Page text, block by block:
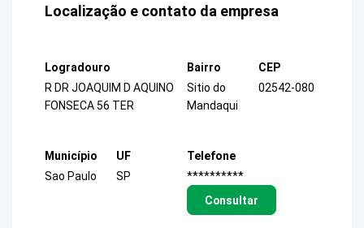
Localização e contato da empresa
Logradouro
R DR JOAQUIM D AQUINO
FONSECA 56 TER
Bairro
Sitio do
Mandaqui
CEP
02542-080
Município
Sao Paulo
UF
SP
Telefone
**********
Consultar